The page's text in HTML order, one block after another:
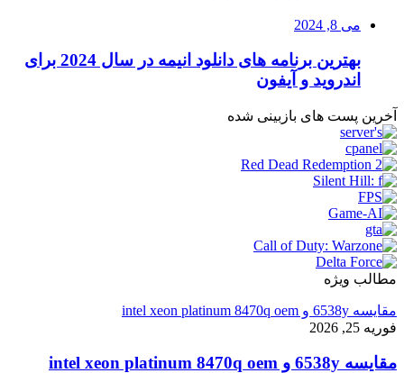
می 8, 2024
بهترین برنامه های دانلود انیمه در سال 2024 برای
اندروید و آیفون
آخرین پست های بازبینی شده
مطالب ویژه
مقایسه 6538y و intel xeon platinum 8470q oem
فوریه 25, 2026
مقایسه 6538y و intel xeon platinum 8470q oem